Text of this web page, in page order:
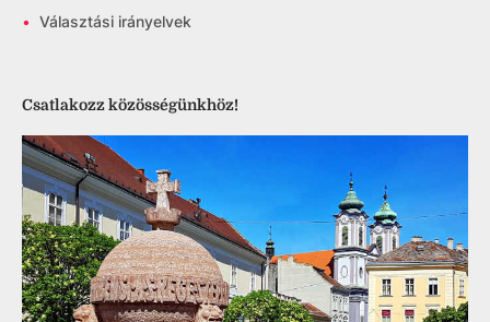
• Választási irányelvek
Csatlakozz közösségünkhöz!